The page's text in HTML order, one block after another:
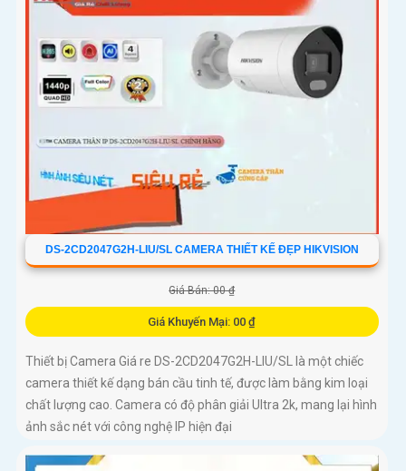
DS-2CD2047G2H-LIU/SL CAMERA THIẾT KẾ ĐẸP HIKVISION
Giá Bán: 00 ₫
Giá Khuyến Mại: 00 ₫
Thiết bị Camera Giá re DS-2CD2047G2H-LIU/SL là một chiếc
camera thiết kế dạng bán cầu tinh tế, được làm bằng kim loại
chất lượng cao. Camera có độ phân giải Ultra 2k, mang lại hình
ảnh sắc nét với công nghệ IP hiện đại